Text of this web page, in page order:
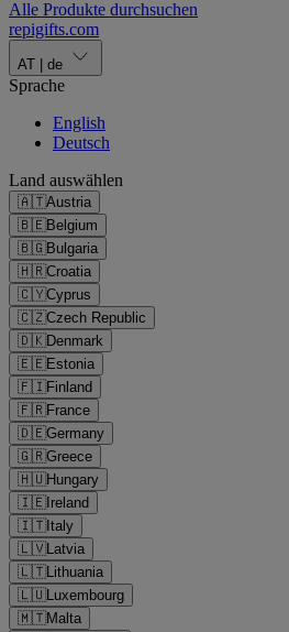
Alle Produkte durchsuchen
repigifts.com
AT de
Sprache
English
Deutsch
Land auswählen
🇦🇹Austria
🇧🇪Belgium
🇧🇬Bulgaria
🇭🇷Croatia
🇨🇾Cyprus
🇨🇿Czech Republic
🇩🇰Denmark
🇪🇪Estonia
🇫🇮Finland
🇫🇷France
🇩🇪Germany
🇬🇷Greece
🇭🇺Hungary
🇮🇪Ireland
🇮🇹Italy
🇱🇻Latvia
🇱🇹Lithuania
🇱🇺Luxembourg
🇲🇹Malta